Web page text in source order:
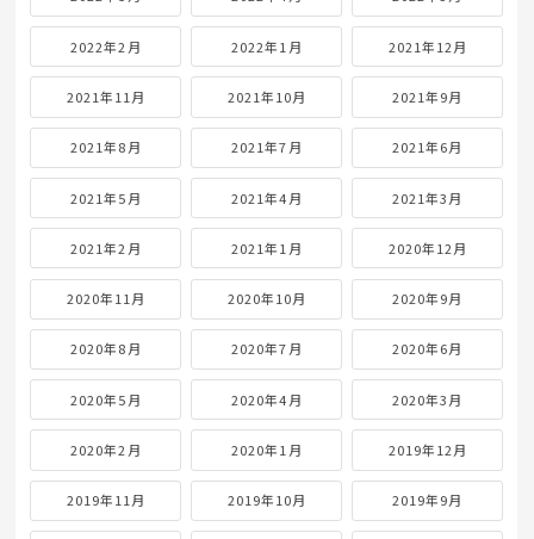
2022年2月 2022年1月 2021年12月
2021年11月 2021年10月 2021年9月
2021年8月 2021年7月 2021年6月
2021年5月 2021年4月 2021年3月
2021年2月 2021年1月 2020年12月
2020年11月 2020年10月 2020年9月
2020年8月 2020年7月 2020年6月
2020年5月 2020年4月 2020年3月
2020年2月 2020年1月 2019年12月
2019年11月 2019年10月 2019年9月